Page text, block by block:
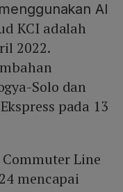
AI
KCI adalah
2022.
Solo dan
pada 13
Line
mencapai